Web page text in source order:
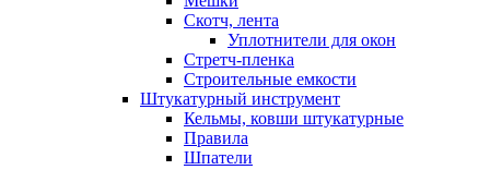
Скотч, лента
Уплотнители для окон
Стретч-пленка
Строительные емкости
Штукатурный инструмент
Кельмы, ковши штукатурные
Правила
Шпатели